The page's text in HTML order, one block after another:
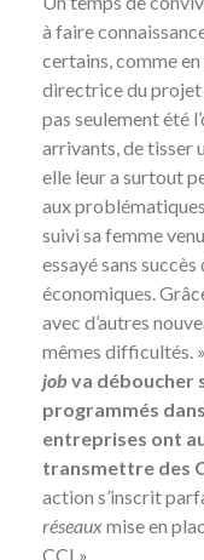
à faire
certains, comme
directrice du projet
pas seulement été
arrivants, de tisser
elle leur a surtout
aux problématiques
suivi sa femme
essayé sans
économiques.
avec d’autres
mêmes difficultés.
jobva déboucher
programmés
entreprises ont
transmettre des
action s’inscrit
réseauxmise en
CCI ».